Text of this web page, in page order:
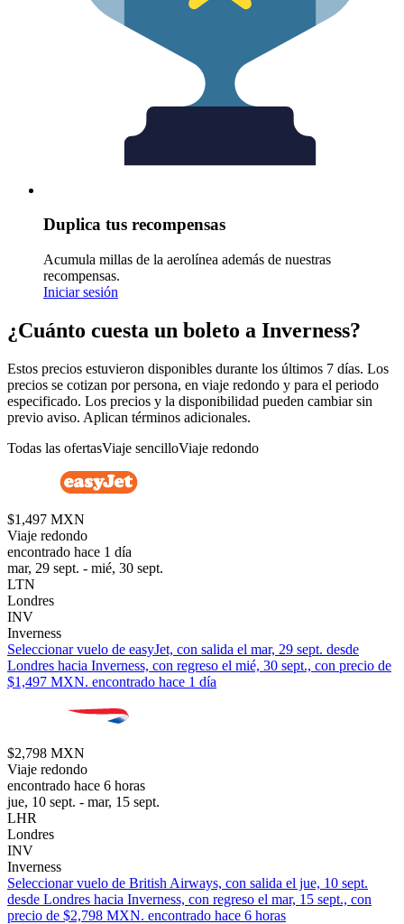
Duplica tus recompensas
Acumula millas de la aerolínea además de nuestras
recompensas.
Iniciar sesión
¿Cuánto cuesta un boleto a Inverness?
Estos precios estuvieron disponibles durante los últimos 7 días. Los
precios se cotizan por persona, en viaje redondo y para el periodo
especificado. Los precios y la disponibilidad pueden cambiar sin
previo aviso. Aplican términos adicionales.
Todas las ofertasViaje sencilloViaje redondo
$1,497 MXN
Viaje redondo
encontrado hace 1 día
mar, 29 sept. - mié, 30 sept.
LTN
Londres
INV
Inverness
Seleccionar vuelo de easyJet, con salida el mar, 29 sept. desde
Londres hacia Inverness, con regreso el mié, 30 sept., con precio de
$1,497 MXN. encontrado hace 1 día
$2,798 MXN
Viaje redondo
encontrado hace 6 horas
jue, 10 sept. - mar, 15 sept.
LHR
Londres
INV
Inverness
Seleccionar vuelo de British Airways, con salida el jue, 10 sept.
desde Londres hacia Inverness, con regreso el mar, 15 sept., con
precio de $2,798 MXN. encontrado hace 6 horas